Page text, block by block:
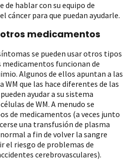
de hablar con su equipo de
cáncer para que puedan ayudarle.
medicamentos
se pueden usar otros tipos
funcionan de
Algunos de ellos apuntan a las
WM que las hace diferentes de las
ayudar a su sistema
de WM. A menudo se
de medicamentos (a veces junto
una transfusión de plasma
a fin de volver la sangre
el riesgo de problemas de
cerebrovasculares).